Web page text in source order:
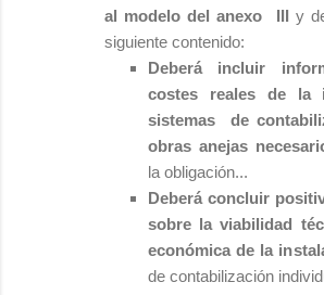
al modelo del anexo III y
siguiente contenido:
Deberá incluir
costes reales de la
sistemas de
obras anejas
la obligación...
Deberá concluir
sobre la viabilidad
económica de la
de contabilización